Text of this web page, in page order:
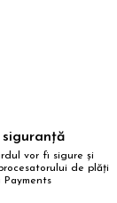
vor fi sigure și
de plăți
Payments